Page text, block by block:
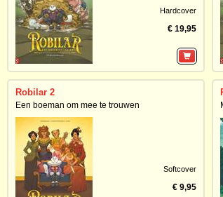
Hardcover
€ 19,95
Robilar 2
Een boeman om mee te trouwen
Softcover
€ 9,95